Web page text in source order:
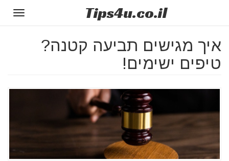
Tips4u.co.il
איך מגישים תביעה קטנה?
טיפים ישימים!